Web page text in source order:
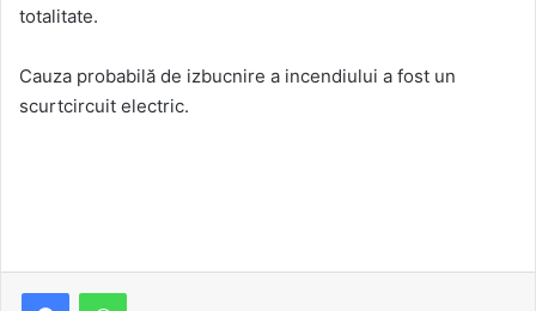
totalitate.
Cauza probabilă de izbucnire a incendiului a fost un
scurtcircuit electric.